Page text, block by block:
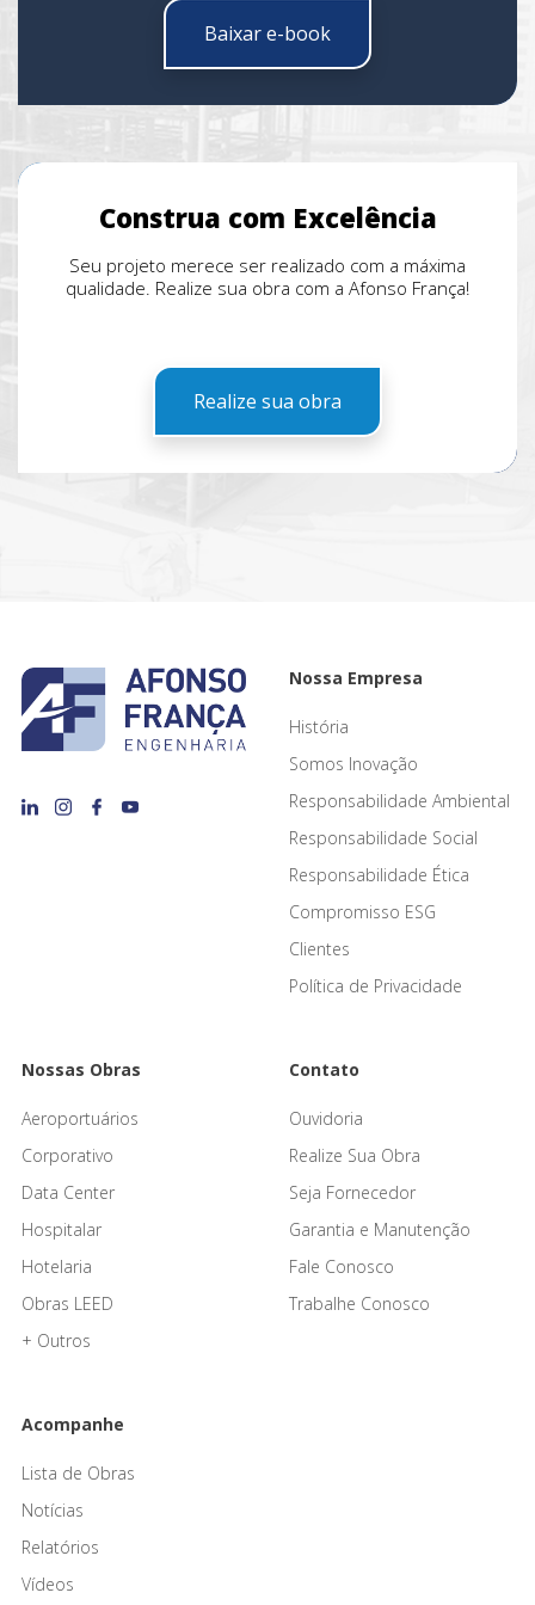
Baixar e-book
Construa com Excelência
Seu projeto merece ser realizado com a máxima
qualidade. Realize sua obra com a Afonso França!
Realize sua obra
Nossa Empresa
História
Somos Inovação
Responsabilidade Ambiental
Responsabilidade Social
Responsabilidade Ética
Compromisso ESG
Clientes
Política de Privacidade
Nossas Obras
Aeroportuários
Corporativo
Data Center
Hospitalar
Hotelaria
Obras LEED
+ Outros
Contato
Ouvidoria
Realize Sua Obra
Seja Fornecedor
Garantia e Manutenção
Fale Conosco
Trabalhe Conosco
Acompanhe
Lista de Obras
Notícias
Relatórios
Vídeos